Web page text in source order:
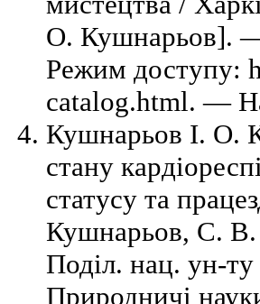
О. Кушнарьов].
Режим доступу:
catalog.html. —
Кушнарьов І. О.
стану
статусу та
Кушнарьов, С. В.
Поділ. нац. ун-ту
Природничі